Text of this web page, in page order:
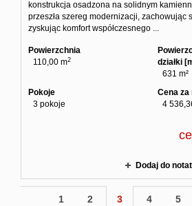
konstrukcja osadzona na solidnym
przeszła szereg modernizacji, zachowując
zyskując komfort współczesnego ...
Powierzchnia
110,00 m2
działki
631 m²
Pokoje
3 pokoje
Cena za
4
Dodaj do
1 2 3 4 5